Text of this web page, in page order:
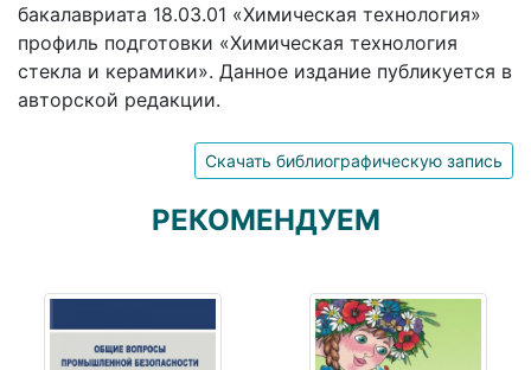
бакалавриата 18.03.01 «Химическая технология»
профиль подготовки «Химическая технология
стекла и керамики». Данное издание публикуется в
авторской редакции.
Скачать библиографическую запись
РЕКОМЕНДУЕМ